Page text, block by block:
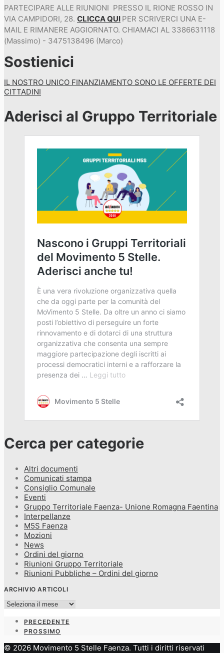
PARTECIPARE ALLE RIUNIONI PRESSO IL RIONE ROSSO IN
VIA CAMPIDORI, 28. CLICCA QUI PER SCRIVERCI UNA E-
MAIL E RIMANERE AGGIORNATO. CHIAMACI AL 3386631118
(Massimo) - 3475138496 (Marco)
Sostienici
IL NOSTRO UNICO FINANZIAMENTO SONO LE OFFERTE DEI
CITTADINI
Aderisci al Gruppo Territoriale
Cerca per categorie
Altri documenti
Comunicati stampa
Consiglio Comunale
Eventi
Gruppo Territoriale Faenza- Unione Romagna Faentina
Interpellanze
M5S Faenza
Mozioni
News
Ordini del giorno
Riunioni Gruppo Territoriale
Riunioni Pubbliche – Ordini del giorno
ARCHIVIO ARTICOLI
Archivio
PRECEDENTE
PROSSIMO
© 2026 Movimento 5 Stelle Faenza. Tutti i diritti riservati